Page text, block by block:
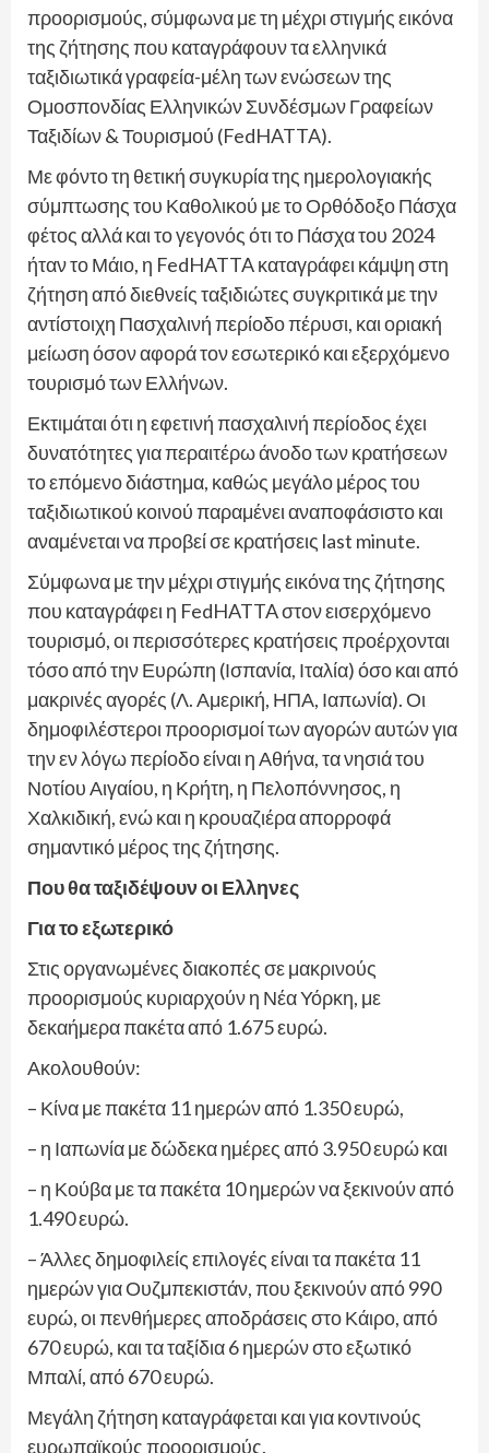
προορισμούς, σύμφωνα με τη μέχρι στιγμής εικόνα
της ζήτησης που καταγράφουν τα ελληνικά
ταξιδιωτικά γραφεία-μέλη των ενώσεων της
Ομοσπονδίας Ελληνικών Συνδέσμων Γραφείων
Ταξιδίων & Τουρισμού (FedHATTA).
Με φόντο τη θετική συγκυρία της ημερολογιακής
σύμπτωσης του Καθολικού με το Ορθόδοξο Πάσχα
φέτος αλλά και το γεγονός ότι το Πάσχα του 2024
ήταν το Μάιο, η FedHATTA καταγράφει κάμψη στη
ζήτηση από διεθνείς ταξιδιώτες συγκριτικά με την
αντίστοιχη Πασχαλινή περίοδο πέρυσι, και οριακή
μείωση όσον αφορά τον εσωτερικό και εξερχόμενο
τουρισμό των Ελλήνων.
Εκτιμάται ότι η εφετινή πασχαλινή περίοδος έχει
δυνατότητες για περαιτέρω άνοδο των κρατήσεων
το επόμενο διάστημα, καθώς μεγάλο μέρος του
ταξιδιωτικού κοινού παραμένει αναποφάσιστο και
αναμένεται να προβεί σε κρατήσεις last minute.
Σύμφωνα με την μέχρι στιγμής εικόνα της ζήτησης
που καταγράφει η FedHATTA στον εισερχόμενο
τουρισμό, οι περισσότερες κρατήσεις προέρχονται
τόσο από την Ευρώπη (Ισπανία, Ιταλία) όσο και από
μακρινές αγορές (Λ. Αμερική, ΗΠΑ, Ιαπωνία). Οι
δημοφιλέστεροι προορισμοί των αγορών αυτών για
την εν λόγω περίοδο είναι η Αθήνα, τα νησιά του
Νοτίου Αιγαίου, η Κρήτη, η Πελοπόννησος, η
Χαλκιδική, ενώ και η κρουαζιέρα απορροφά
σημαντικό μέρος της ζήτησης.
Που θα ταξιδέψουν οι Ελληνες
Για το εξωτερικό
Στις οργανωμένες διακοπές σε μακρινούς
προορισμούς κυριαρχούν η Νέα Υόρκη, με
δεκαήμερα πακέτα από 1.675 ευρώ.
Ακολουθούν:
– Κίνα με πακέτα 11 ημερών από 1.350 ευρώ,
– η Ιαπωνία με δώδεκα ημέρες από 3.950 ευρώ και
– η Κούβα με τα πακέτα 10 ημερών να ξεκινούν από
1.490 ευρώ.
– Άλλες δημοφιλείς επιλογές είναι τα πακέτα 11
ημερών για Ουζμπεκιστάν, που ξεκινούν από 990
ευρώ, οι πενθήμερες αποδράσεις στο Κάιρο, από
670 ευρώ, και τα ταξίδια 6 ημερών στο εξωτικό
Μπαλί, από 670 ευρώ.
Μεγάλη ζήτηση καταγράφεται και για κοντινούς
ευρωπαϊκούς προορισμούς.